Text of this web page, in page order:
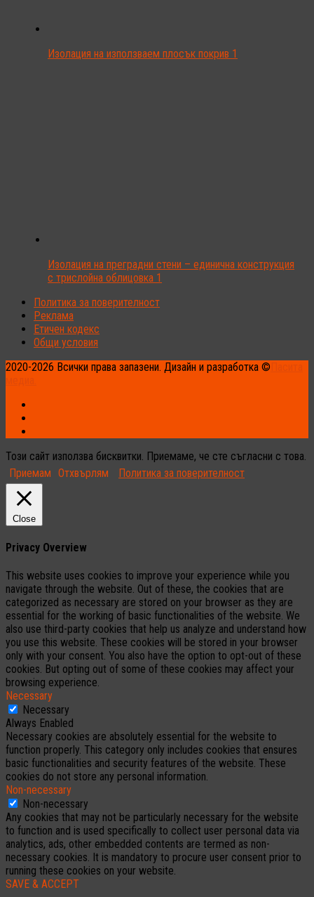
Изолация на използваем плосък покрив 1
Изолация на преградни стени – единична конструкция
с трислойна облицовка 1
Политика за поверителност
Реклама
Етичен кодекс
Общи условия
2020-2026 Всички права запазени. Дизайн и разработка ©
Този сайт използва бисквитки. Приемаме, че сте съгласни с това.
Приемам Отхвърлям Политика за поверителност
Close
Privacy Overview
This website uses cookies to improve your experience while you
navigate through the website. Out of these, the cookies that are
categorized as necessary are stored on your browser as they are
essential for the working of basic functionalities of the website. We
also use third-party cookies that help us analyze and understand how
you use this website. These cookies will be stored in your browser
only with your consent. You also have the option to opt-out of these
cookies. But opting out of some of these cookies may affect your
browsing experience.
Necessary
Necessary
Always Enabled
Necessary cookies are absolutely essential for the website to
function properly. This category only includes cookies that ensures
basic functionalities and security features of the website. These
cookies do not store any personal information.
Non-necessary
Non-necessary
Any cookies that may not be particularly necessary for the website
to function and is used specifically to collect user personal data via
analytics, ads, other embedded contents are termed as non-
necessary cookies. It is mandatory to procure user consent prior to
running these cookies on your website.
SAVE & ACCEPT